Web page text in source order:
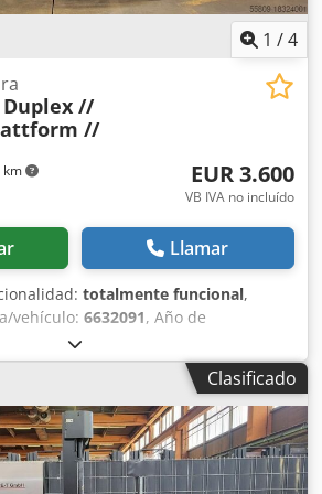
1 /4
km
Duplex //
//
EUR 3.600
VB IVA no incluído
Llamar
totalmente funcional,
vehículo: 6632091, Año de
de funcionamiento:
2.000 kg, altura de elevación:2.640
, tipo de combustible:
dúplex, altura de construcción:
de la horquilla:1.200 mm, tipo de
, transpaleta Número de chasis:
Dúplex Condición: Listo para usar
Clasificado